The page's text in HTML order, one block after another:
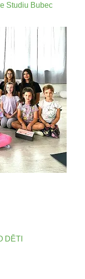
Studiu Bubec
DĚTI